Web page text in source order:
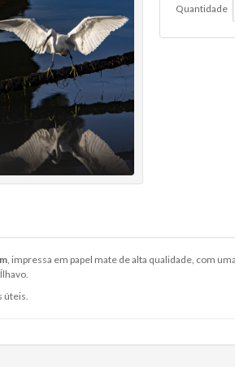
Quantidade
, impressa em papel mate de alta qualidade, com
úteis.